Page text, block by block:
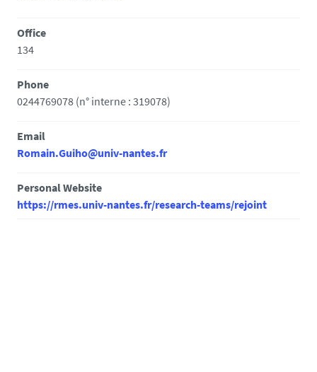
Office
134
Phone
0244769078 (n° interne : 319078)
Email
Romain.Guiho@univ-nantes.fr
Personal Website
https://rmes.univ-nantes.fr/research-teams/rejoint